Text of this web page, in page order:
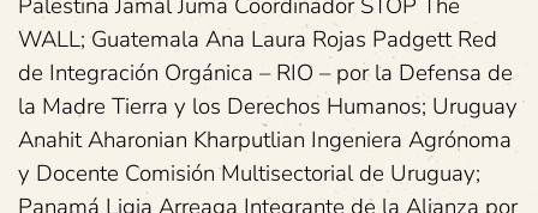
Palestina Jamal Juma Coordinador STOP The
WALL; Guatemala Ana Laura Rojas Padgett Red
de Integración Orgánica – RIO – por la Defensa de
la Madre Tierra y los Derechos Humanos; Uruguay
Anahit Aharonian Kharputlian Ingeniera Agrónoma
y Docente Comisión Multisectorial de Uruguay;